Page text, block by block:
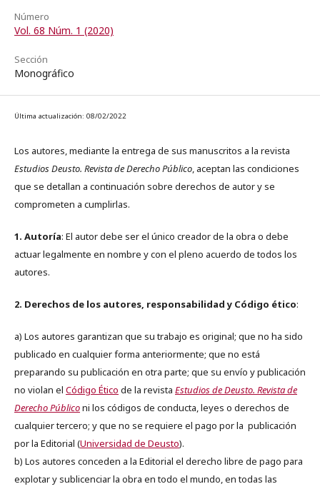
Número
Vol. 68 Núm. 1 (2020)
Sección
Monográfico
Última actualización: 08/02/2022
Los autores, mediante la entrega de sus manuscritos a la revista
Estudios Deusto. Revista de Derecho Público, aceptan las condiciones
que se detallan a continuación sobre derechos de autor y se
comprometen a cumplirlas.
1. Autoría: El autor debe ser el único creador de la obra o debe
actuar legalmente en nombre y con el pleno acuerdo de todos los
autores.
2. Derechos de los autores, responsabilidad y Código ético:
a) Los autores garantizan que su trabajo es original; que no ha sido
publicado en cualquier forma anteriormente; que no está
preparando su publicación en otra parte; que su envío y publicación
no violan el Código Ético de la revista Estudios de Deusto. Revista de
Derecho Públiconi los códigos de conducta, leyes o derechos de
cualquier tercero; y que no se requiere el pago por la publicación
por la Editorial (Universidad de Deusto).
b) Los autores conceden a la Editorial el derecho libre de pago para
explotar y sublicenciar la obra en todo el mundo, en todas las